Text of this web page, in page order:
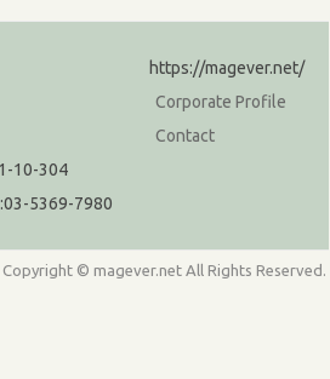
10-304
5369-7980
https://magever.net/
Corporate Profile
Contact
Copyright © magever.net All Rights Reserved.